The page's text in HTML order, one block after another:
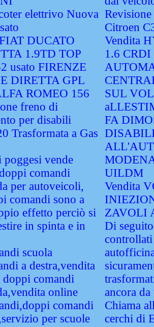
elettrivo Nuova
DUCATO
1.9TD TOP
usato FIRENZE
DIRETTA GPL
ROMEO 156
freno di
per disabili
Trasformata a Gas
poggesi vende
comandi
per autoveicoli,
comandi sono a
effetto perciò si
in spinta e in
scuola
a destra,vendita
doppi comandi
online
comandi
per scuole
Citroen
Vendita
1.6
SUL
FA
UILDM
Vendita
ZAVOLI
Di
ancora
Chiama
cerchi di